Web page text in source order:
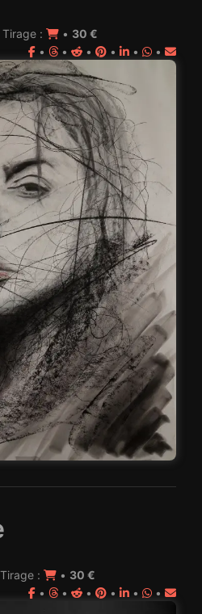
Tirage : • 30 €
•
• • • • •
Tirage : • 30 €
•
• • • • •